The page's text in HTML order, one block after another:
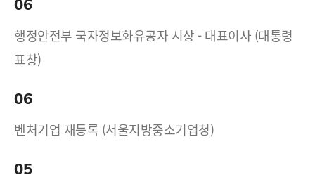
06
행정안전부 국자정보화유공자 시상 - 대표이사 (대통령
표창)
06
벤처기업 재등록 (서울지방중소기업청)
05